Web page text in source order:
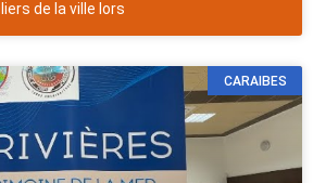
de la ville lors
CARAIBES